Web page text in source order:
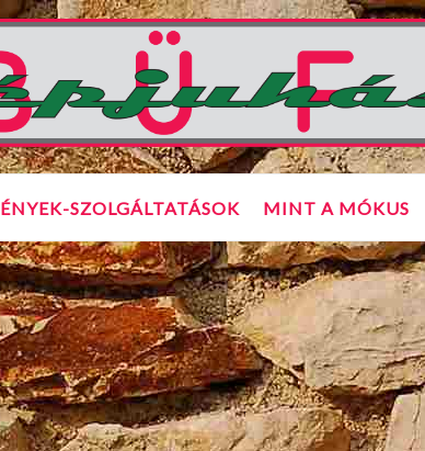
SZOLGÁLTATÁSOK MINT A MÓKUS